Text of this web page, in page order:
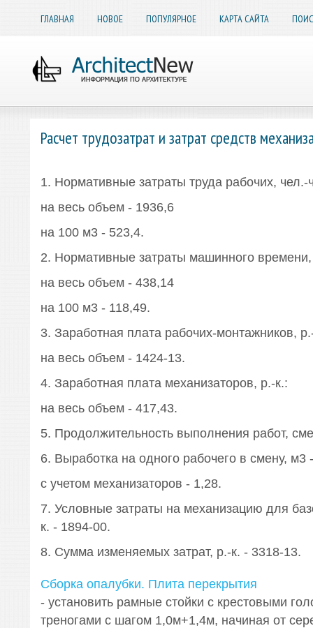
ГЛАВНАЯ НОВОЕ ПОПУЛЯРНОЕ КАРТА САЙТА
Расчет трудозатрат и затрат средств
1. Нормативные затраты труда рабочих, чел.-
на весь объем - 1936,6
на 100 м3 - 523,4.
2. Нормативные затраты машинного
на весь объем - 438,14
на 100 м3 - 118,49.
3. Заработная плата рабочих-монтажников,
на весь объем - 1424-13.
4. Заработная плата механизаторов, р.-к.:
на весь объем - 417,43.
5. Продолжительность выполнения работ,
6. Выработка на одного рабочего в смену, м3
с учетом механизаторов - 1,28.
7. Условные затраты на механизацию для
к. - 1894-00.
8. Сумма изменяемых затрат, р.-к. - 3318-13.
Сборка опалубки. Плита перекрытия
- установить рамные стойки с крестовыми
треногами с шагом 1,0м+1,4м, начиная от